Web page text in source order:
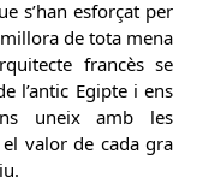
s’han esforçat per
de tota mena
francès se
l’antic Egipte i ens
uneix amb les
valor de cada gra